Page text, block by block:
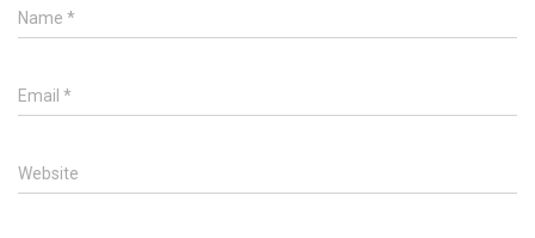
Name *
Email *
Website